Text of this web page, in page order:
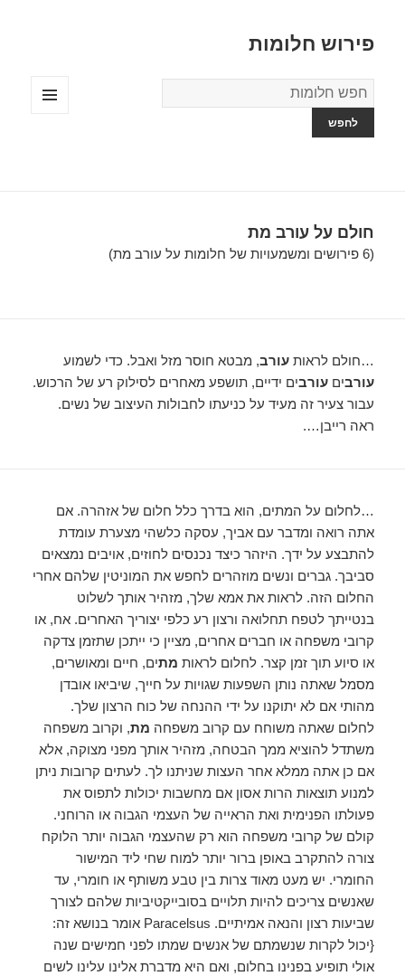
פירוש חלומות
מילון
החלומות
חולם על עורב מת
(6 פירושים ומשמעויות של חלומות על עורב מת)
…חולם לראותעורב, מבטא חוסר מזל ואבל. כדי לשמוע
עורביםעורבים ידיים, תושפע מאחרים לסילוק רע של הרכוש.
עבור צעיר זה מעיד על כניעתו לחבולות העיצוב של נשים.
ראה רייבן….
…לחלום על המתים, הוא בדרך כלל חלום של אזהרה. אם
אתה רואה ומדבר עם אביך, עסקה כלשהי מצערת עומדת
להתבצע על ידך. היזהר כיצד נכנסים לחוזים, אויבים נמצאים
סביבך. גברים ונשים מוזהרים לחפש את המוניטין שלהם אחרי
החלום הזה. לראות את אמא שלך, מזהיר אותך לשלוט
בנטייתך לטפח תחלואה ורצון רע כלפי יצוריך האחרים. אח, או
קרובי משפחה או חברים אחרים, מציין כי ייתכן שתזמן צדקה
או סיוע תוך זמן קצר. לחלום לראות מתים, חיים ומאושרים,
מסמל שאתה נותן השפעות שגויות על חייך, שיביאו אובדן
מהותי אם לא יתוקנו על ידי ההנחה של כוח הרצון שלך.
לחלום שאתה משוחח עם קרוב משפחה מת, וקרוב משפחה
משתדל להוציא ממך הבטחה, מזהיר אותך מפני מצוקה, אלא
אם כן אתה ממלא אחר העצות שניתנו לך. לעתים קרובות ניתן
למנוע תוצאות הרות אסון אם מחשבות יכולות לתפוס את
פעולתו הפנימית ואת הראייה של העצמי הגבוה או הרוחני.
קולם של קרובי משפחה הוא רק שהעצמי הגבוה יותר הלוקח
צורה להתקרב באופן ברור יותר למוח שחי ליד המישור
החומרי. יש מעט מאוד צרות בין טבע משותף או חומרי, עד
שאנשים צריכים להיות תלויים בסובייקטיביות שלהם לצורך
שביעות רצון והנאה אמיתיים. Paracelsus אומר בנושא זה:
{יכול לקרות שנשמתם של אנשים שמתו לפני חמישים שנה
אולי תופיע בפנינו בחלום, ואם היא מדברת אלינו עלינו לשים